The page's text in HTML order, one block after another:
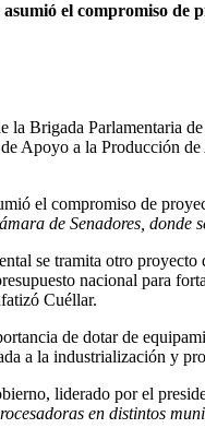
asumió el compromiso
la Brigada Parlamentaria
Apoyo a la Producción
el compromiso de
de Senadores,
se tramita otro
nacional para
Cuéllar.
de dotar de
a la industrialización y
liderado por el
en distintos